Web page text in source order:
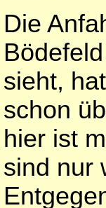
Die
sieht,
schon
hier ist
sind nur